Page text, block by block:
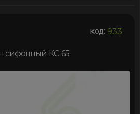
код: 933
сифонный КС-65